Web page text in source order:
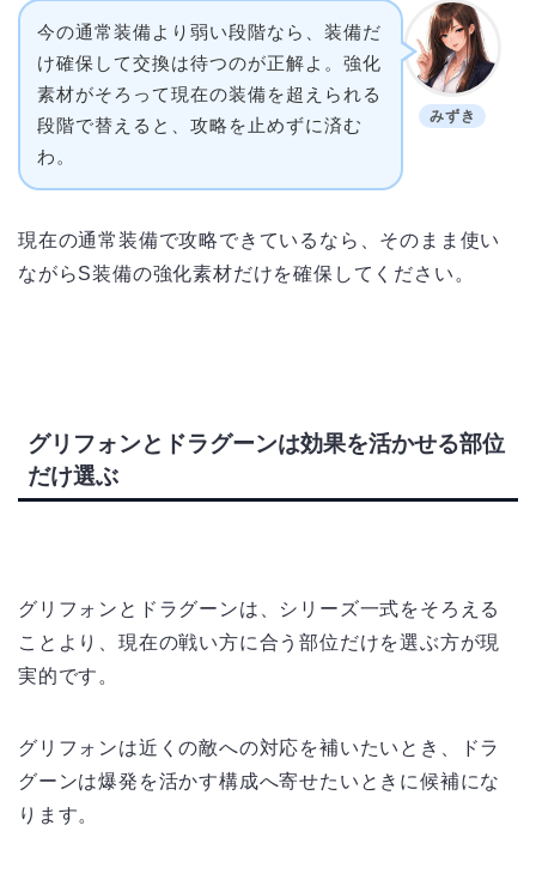
みずき
今の通常装備より弱い段階なら、装備だ
け確保して交換は待つのが正解よ。強化
素材がそろって現在の装備を超えられる
段階で替えると、攻略を止めずに済む
わ。
現在の通常装備で攻略できているなら、そのまま使い
ながらS装備の強化素材だけを確保してください。
グリフォンとドラグーンは効果を活かせる部位
だけ選ぶ
グリフォンとドラグーンは、シリーズ一式をそろえる
ことより、現在の戦い方に合う部位だけを選ぶ方が現
実的です。
グリフォンは近くの敵への対応を補いたいとき、ドラ
グーンは爆発を活かす構成へ寄せたいときに候補にな
ります。